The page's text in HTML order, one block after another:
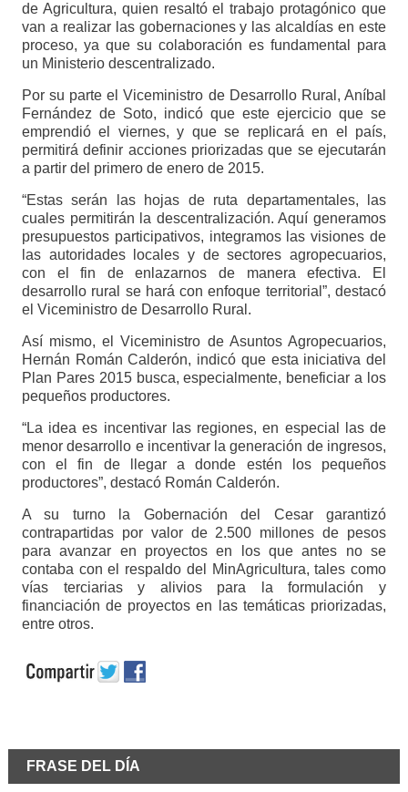
de Agricultura, quien resaltó el trabajo protagónico que
van a realizar las gobernaciones y las alcaldías en este
proceso, ya que su colaboración es fundamental para
un Ministerio descentralizado.
Por su parte el Viceministro de Desarrollo Rural, Aníbal
Fernández de Soto, indicó que este ejercicio que se
emprendió el viernes, y que se replicará en el país,
permitirá definir acciones priorizadas que se ejecutarán
a partir del primero de enero de 2015.
“Estas serán las hojas de ruta departamentales, las
cuales permitirán la descentralización. Aquí generamos
presupuestos participativos, integramos las visiones de
las autoridades locales y de sectores agropecuarios,
con el fin de enlazarnos de manera efectiva. El
desarrollo rural se hará con enfoque territorial”, destacó
el Viceministro de Desarrollo Rural.
Así mismo, el Viceministro de Asuntos Agropecuarios,
Hernán Román Calderón, indicó que esta iniciativa del
Plan Pares 2015 busca, especialmente, beneficiar a los
pequeños productores.
“La idea es incentivar las regiones, en especial las de
menor desarrollo e incentivar la generación de ingresos,
con el fin de llegar a donde estén los pequeños
productores”, destacó Román Calderón.
A su turno la Gobernación del Cesar garantizó
contrapartidas por valor de 2.500 millones de pesos
para avanzar en proyectos en los que antes no se
contaba con el respaldo del MinAgricultura, tales como
vías terciarias y alivios para la formulación y
financiación de proyectos en las temáticas priorizadas,
entre otros.
FRASE DEL DÍA